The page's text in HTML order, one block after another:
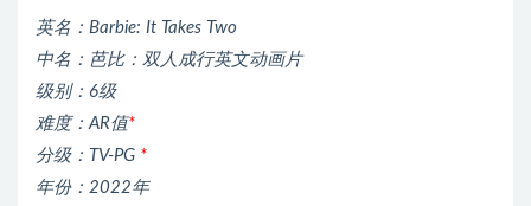
英名：Barbie: It Takes Two
中名：芭比：双人成行英文动画片
级别：6级
难度：AR值*
分级：TV-PG *
年份：2022年